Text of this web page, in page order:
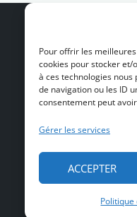
Pour offrir les
cookies pour stocker et/
à ces technologies
de navigation ou les ID
consentement peut
Gérer les services
ACCEPTER